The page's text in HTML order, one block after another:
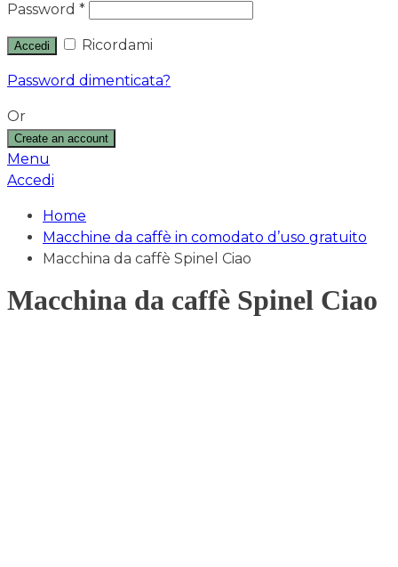
Password *
Accedi Ricordami
Password dimenticata?
Or
Create an account
Menu
Accedi
Home
Macchine da caffè in comodato d’uso gratuito
Macchina da caffè Spinel Ciao
Macchina da caffè Spinel Ciao